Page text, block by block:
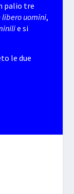
palio tre
libero uomini,
e si
le due